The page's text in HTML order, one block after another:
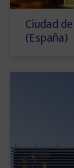
Ciudad
(España)